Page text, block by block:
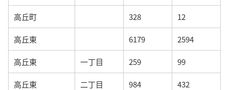
高丘町 328 12
高丘東 6179 2594
高丘東 一丁目 259 99
高丘東 二丁目 984 432